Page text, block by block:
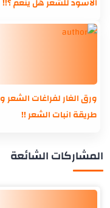
الاسود للشعر هل ينعم ؟!!
ورق الغار لفراغات الشعر و
طريقة انبات الشعر !!
المشاركات الشائعة